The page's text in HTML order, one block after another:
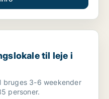
til leje i Storkøbenhavn
til leje i
bruges 3-6 weekender
personer.